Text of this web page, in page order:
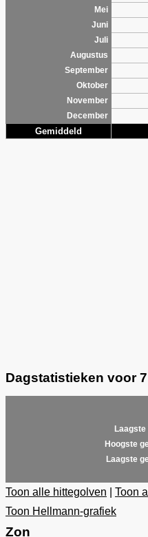
Mei
Juni
Juli
Augustus
September
Oktober
November
December
Gemiddeld
Dagstatistieken voor
Hoogste
Laagste
Toon alle hittegolven
Toon
Toon Hellmann-grafiek
Zon